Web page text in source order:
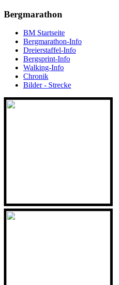
Bergmarathon
BM Startseite
Bergmarathon-Info
Dreierstaffel-Info
Bergsprint-Info
Walking-Info
Chronik
Bilder - Strecke